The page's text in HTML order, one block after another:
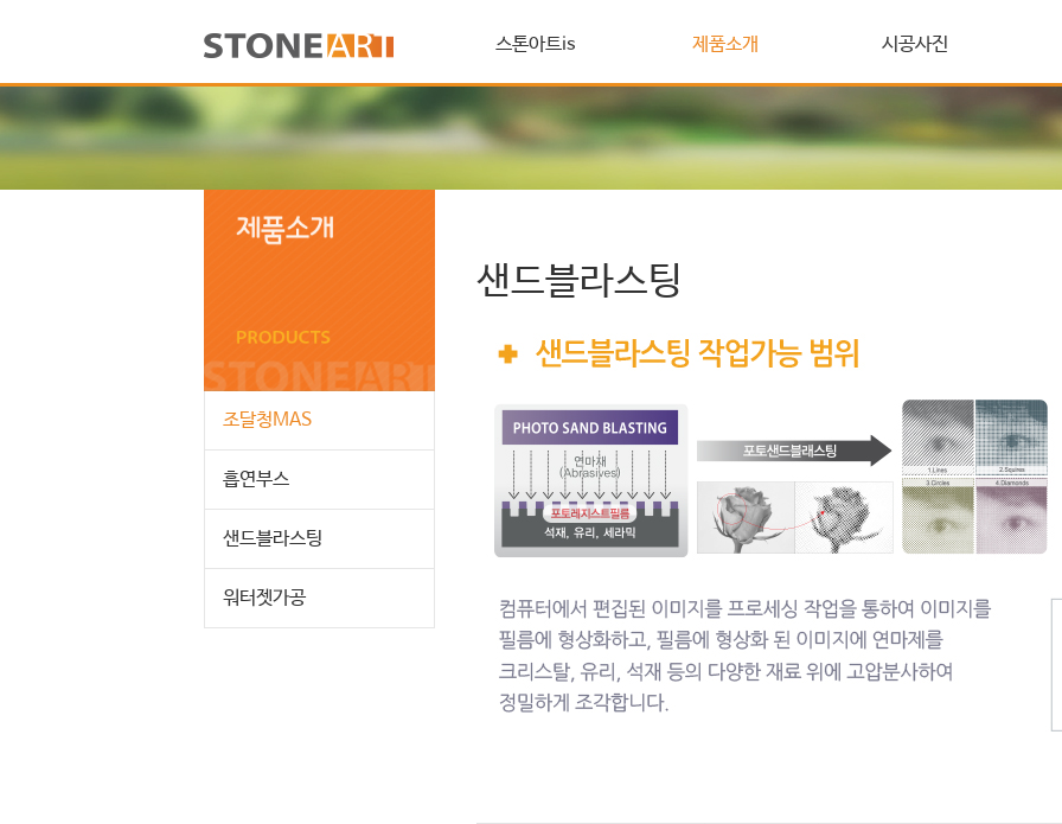
스톤아트is 제품소개 시공사진
조달청MAS
흡연부스
샌드블라스팅
워터젯가공
샌드블라스팅